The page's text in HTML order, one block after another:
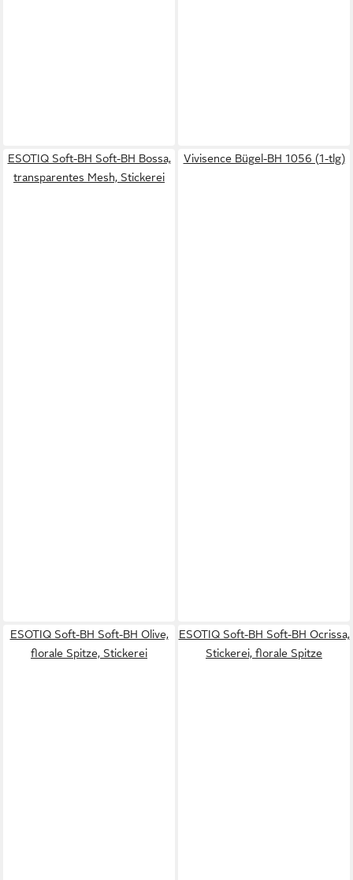
ESOTIQ Soft-BH Soft-BH Bossa,
transparentes Mesh, Stickerei
Vivisence Bügel-BH 1056 (1-tlg)
ESOTIQ Soft-BH Soft-BH Olive,
florale Spitze, Stickerei
ESOTIQ Soft-BH Soft-BH Ocrissa,
Stickerei, florale Spitze